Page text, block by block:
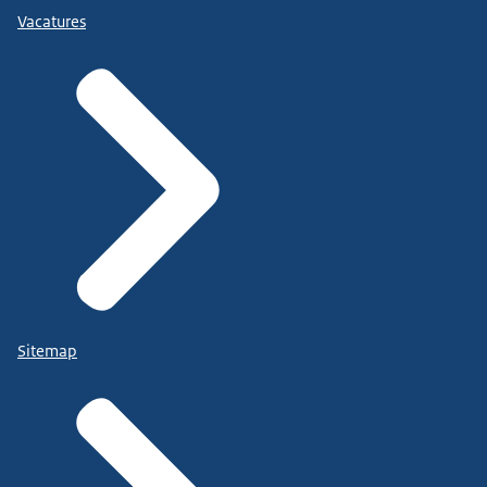
Vacatures
Sitemap